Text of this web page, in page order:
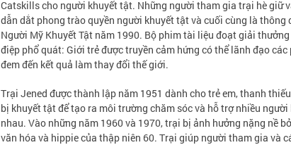
Catskills cho người khuyết tật. Những người tham gia trại hè giữ
dẫn dắt phong trào quyền người khuyết tật và cuối cùng là thông
Người Mỹ Khuyết Tật năm 1990. Bộ phim tài liệu đoạt giải
điệp phổ quát: Giới trẻ được truyền cảm hứng có thể lãnh đạo
đem đến kết quả làm thay đổi thế giới.
Trại Jened được thành lập năm 1951 dành cho trẻ em, thanh
bị khuyết tật để tạo ra môi trường chăm sóc và hỗ trợ nhiều
nhau. Vào những năm 1960 và 1970, trại bị ảnh hưởng nặng nề
văn hóa và hippie của thập niên 60. Trại giúp người tham gia và